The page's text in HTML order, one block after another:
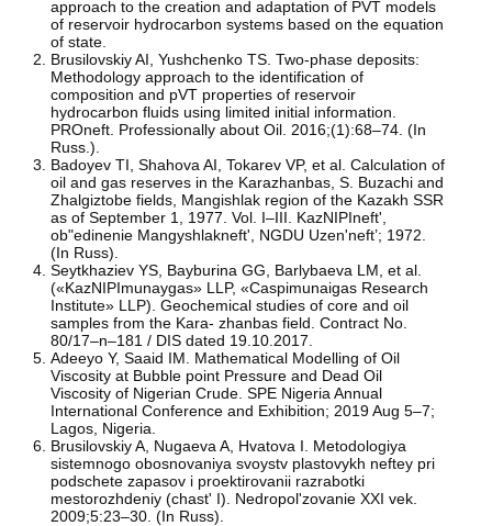
approach to the creation and adaptation of PVT models
of reservoir hydrocarbon systems based on the equation
of state.
Brusilovskiy AI, Yushchenko TS. Two-phase deposits:
Methodology approach to the identification of
composition and pVT properties of reservoir
hydrocarbon fluids using limited initial information.
PROneft. Professionally about Oil. 2016;(1):68–74. (In
Russ.).
Badoyev TI, Shahova AI, Tokarev VP, et al. Calculation of
oil and gas reserves in the Karazhanbas, S. Buzachi and
Zhalgiztobe fields, Mangishlak region of the Kazakh SSR
as of September 1, 1977. Vol. I–III. KazNIPIneft',
ob"edinenie Mangyshlakneft', NGDU Uzen'neft’; 1972.
(In Russ).
Seytkhaziev YS, Bayburinа GG, Barlybaeva LM, et al.
(«KazNIPImunaygas» LLP, «Caspimunaigas Research
Institute» LLP). Geochemical studies of core and oil
samples from the Kara- zhanbas field. Contract No.
80/17–n–181 / DIS dated 19.10.2017.
Adeeyo Y, Saaid IM. Mathematical Modelling of Oil
Viscosity at Bubble point Pressure and Dead Oil
Viscosity of Nigerian Crude. SPE Nigeria Annual
International Conference and Exhibition; 2019 Aug 5–7;
Lagos, Nigeria.
Brusilovskiy A, Nugaeva A, Hvatova I. Metodologiya
sistemnogo obosnovaniya svoystv plastovykh neftey pri
podschete zapasov i proektirovanii razrabotki
mestorozhdeniy (chast' I). Nedropol'zovanie XXI vek.
2009;5:23–30. (In Russ).